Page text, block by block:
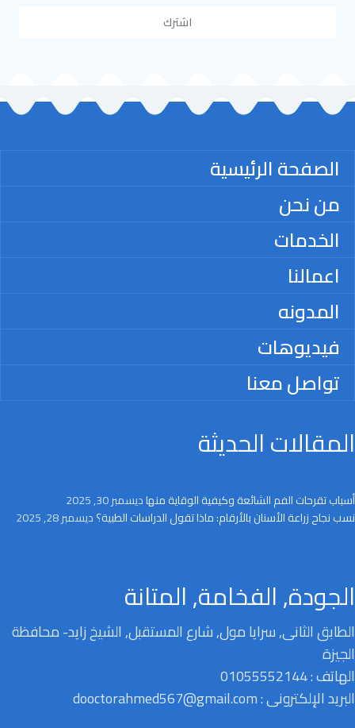
اشترك
الصفحة الرئيسية
من نحن
الخدمات
اعمالنا
المدونه
فيديوهات
تواصل معنا
المقالات الحديثة
أسباب تقرحات الفم الشائعة وكيفية الوقاية منهاديسمبر 30, 2025
نسب نجاح زراعة الأسنان بالأرقام: ماذا تقول الدراسات الطبية؟ديسمبر 28, 2025
الجودة, الفخامة, المتانة
الطابق الثانى, سرايا مول, شارع المستقبل, الشيخ زايد- محافظة
الجيزة
الهاتف : 01055552144
البريد الإلكترونى : dooctorahmed567@gmail.com